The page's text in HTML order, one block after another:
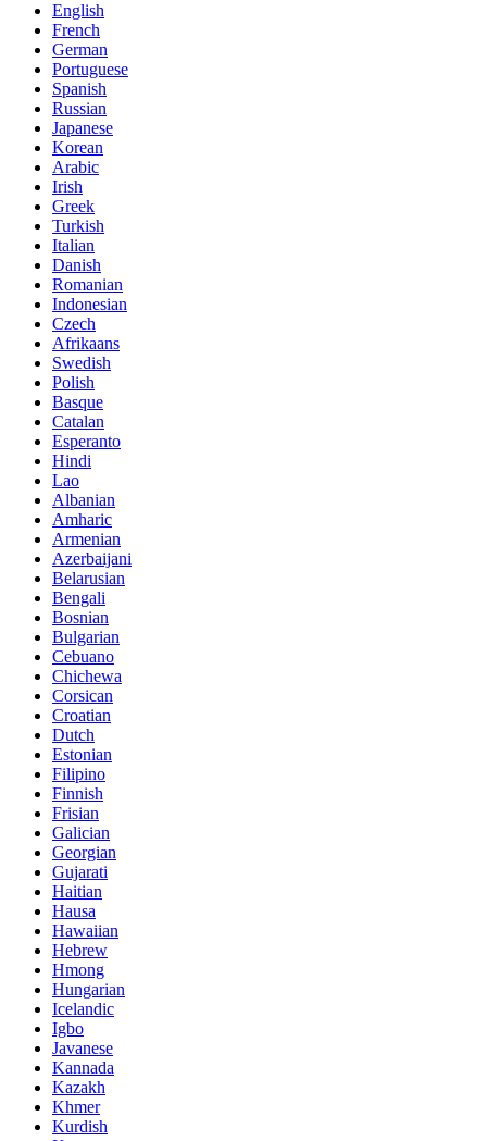
English
French
German
Portuguese
Spanish
Russian
Japanese
Korean
Arabic
Irish
Greek
Turkish
Italian
Danish
Romanian
Indonesian
Czech
Afrikaans
Swedish
Polish
Basque
Catalan
Esperanto
Hindi
Lao
Albanian
Amharic
Armenian
Azerbaijani
Belarusian
Bengali
Bosnian
Bulgarian
Cebuano
Chichewa
Corsican
Croatian
Dutch
Estonian
Filipino
Finnish
Frisian
Galician
Georgian
Gujarati
Haitian
Hausa
Hawaiian
Hebrew
Hmong
Hungarian
Icelandic
Igbo
Javanese
Kannada
Kazakh
Khmer
Kurdish